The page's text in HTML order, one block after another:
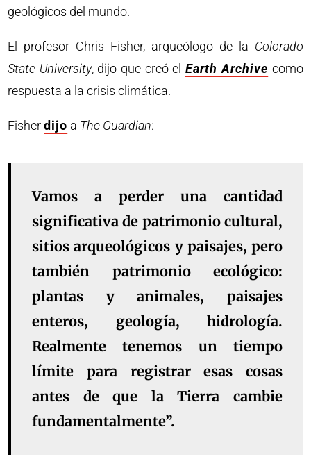
geológicos del mundo.
El profesor Chris Fisher, arqueólogo de la Colorado
State University, dijo que creó el Earth Archive como
respuesta a la crisis climática.
Fisherdijo a The Guardian:
Vamos a perder una cantidad
significativa de patrimonio cultural,
sitios arqueológicos y paisajes, pero
también patrimonio ecológico:
plantas y animales, paisajes
enteros, geología, hidrología.
Realmente tenemos un tiempo
límite para registrar esas cosas
antes de que la Tierra cambie
fundamentalmente”.